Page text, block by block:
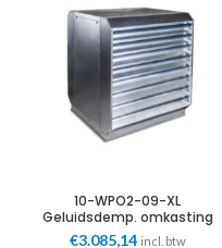
10-WPO2-09-XL
Geluidsdemp. omkasting
DICE-09-XL verzinkt
€3.085,14 incl. btw